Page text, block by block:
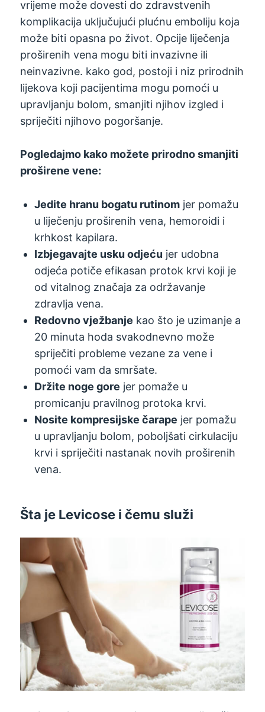
vrijeme može dovesti do zdravstvenih
komplikacija uključujući plućnu emboliju koja
može biti opasna po život. Opcije liječenja
proširenih vena mogu biti invazivne ili
neinvazivne. kako god, postoji i niz prirodnih
lijekova koji pacijentima mogu pomoći u
upravljanju bolom, smanjiti njihov izgled i
spriječiti njihovo pogoršanje.
Pogledajmo kako možete prirodno smanjiti
proširene vene:
Jedite hranu bogatu rutinom jer pomažu
u liječenju proširenih vena, hemoroidi i
krhkost kapilara.
Izbjegavajte usku odjeću jer udobna
odjeća potiče efikasan protok krvi koji je
od vitalnog značaja za održavanje
zdravlja vena.
Redovno vježbanje kao što je uzimanje a
20 minuta hoda svakodnevno može
spriječiti probleme vezane za vene i
pomoći vam da smršate.
Držite noge gore jer pomaže u
promicanju pravilnog protoka krvi.
Nosite kompresijske čarape jer pomažu
u upravljanju bolom, poboljšati cirkulaciju
krvi i spriječiti nastanak novih proširenih
vena.
Šta je Levicose i čemu služi